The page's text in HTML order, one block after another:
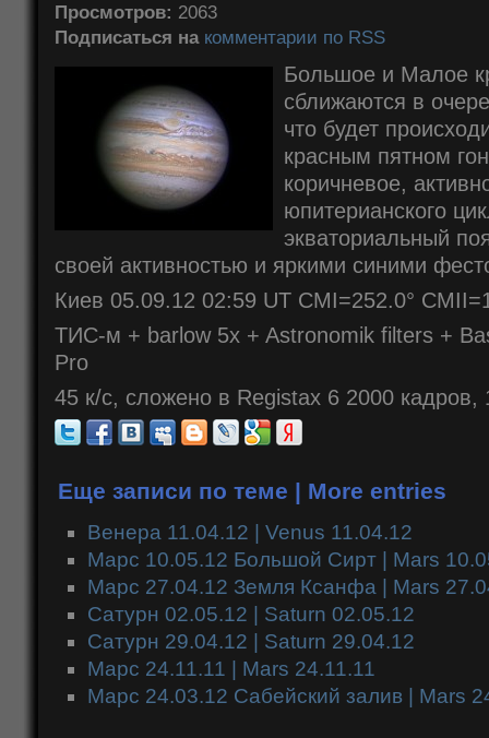
Просмотров: 2063
Подписаться на комментарии по RSS
Большое и Малое
сближаются в
что будет
красным пятном
коричневое,
юпитерианского
экваториальный
своей активностью и яркими синими
Киев 05.09.12 02:59 UT CMI=252.0°
ТИС-м + barlow 5x + Astronomik filters +
Pro
45 к/с, сложено в Registax 6 2000 кадров,
Еще записи по теме | More entries
Венера 11.04.12 | Venus 11.04.12
Марс 10.05.12 Большой Сирт | Mars
Марс 27.04.12 Земля Ксанфа | Mars
Сатурн 02.05.12 | Saturn 02.05.12
Сатурн 29.04.12 | Saturn 29.04.12
Марс 24.11.11 | Mars 24.11.11
Марс 24.03.12 Сабейский залив | Mars